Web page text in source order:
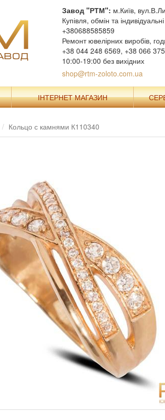
Завод "РТМ": м.Київ,
Купівля, обмін та
+380688585859
Ремонт ювелірних виробів,
+38 044 248 6569, +38 066
10:00-19:00 без вихідних
shop@rtm-zoloto.com.ua
ІНТЕРНЕТ МАГАЗИН
Кольцо с камнями К110340